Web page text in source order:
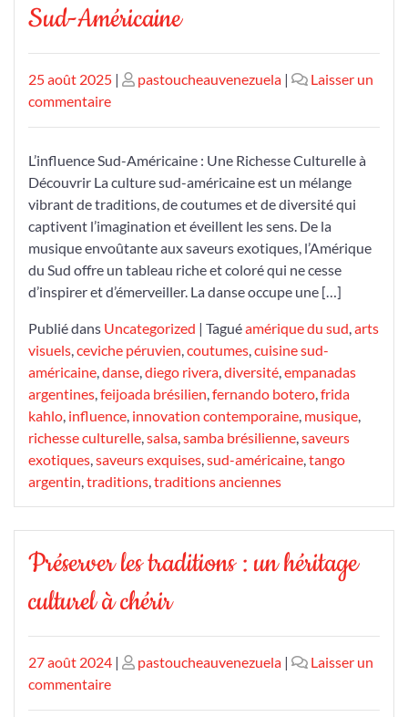
Sud-Américaine
Publié
le
25 août 2025 | Publié
pastoucheauvenezuela |
Laisser un
commentairesur
la
Richesse
Culturelle
Sud-
Américaine
L’influence Sud-Américaine : Une Richesse Culturelle à
Découvrir La culture sud-américaine est un mélange
vibrant de traditions, de coutumes et de diversité qui
captivent l’imagination et éveillent les sens. De la
musique envoûtante aux saveurs exotiques, l’Amérique
du Sud offre un tableau riche et coloré qui ne cesse
d’inspirer et d’émerveiller. La danse occupe une […]
Publié dans Uncategorized | Taguéamérique du sud,arts
visuels,ceviche péruvien,coutumes,cuisine sud-
américaine,danse,diego rivera,diversité,empanadas
argentines,feijoada brésilien,fernando botero,frida
kahlo, influence, innovation contemporaine, musique,
richesse culturelle,salsa,samba brésilienne,saveurs
exotiques,saveurs exquises,sud-américaine,tango
argentin,traditions,traditions anciennes
Préserver les traditions : un héritage
culturel à chérir
Publié
le
27 août 2024 | Publié
pastoucheauvenezuela |
Laisser un
commentairesur